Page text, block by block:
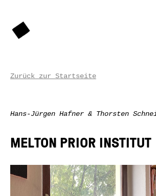
Zurück zur Startseite
Hans-Jürgen Hafner & Thorsten
MELTON PRIOR INSTITUT